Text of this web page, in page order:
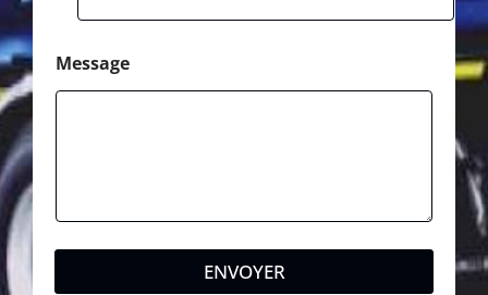
Message
ENVOYER